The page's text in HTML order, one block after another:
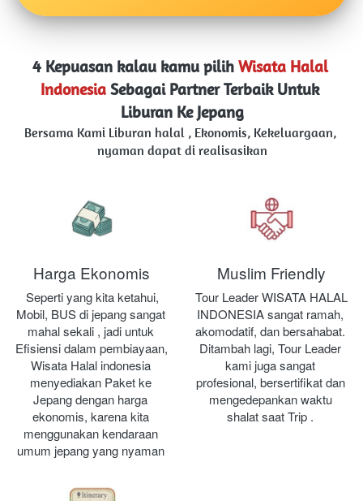
4 Kepuasan kalau kamu pilih Wisata Halal
Indonesia Sebagai Partner Terbaik Untuk
Liburan Ke Jepang
Bersama Kami Liburan halal , Ekonomis, Kekeluargaan,
nyaman dapat di realisasikan
Harga Ekonomis
Seperti yang kita ketahui,
Mobil, BUS di jepang sangat
mahal sekali , jadi untuk
Efisiensi dalam pembiayaan,
Wisata Halal indonesia
menyediakan Paket ke
Jepang dengan harga
ekonomis, karena kita
menggunakan kendaraan
umum jepang yang nyaman
Muslim Friendly
Tour Leader WISATA HALAL
INDONESIA sangat ramah,
akomodatif, dan bersahabat.
Ditambah lagi, Tour Leader
kami juga sangat
profesional, bersertifikat dan
mengedepankan waktu
shalat saat Trip .